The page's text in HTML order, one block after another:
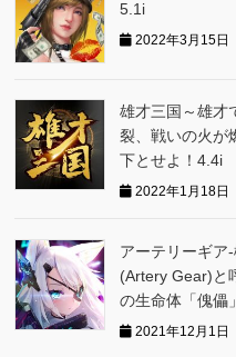
5.1i
2022年3月15日
雄才三国～雄才
裂、戦いの火が
下とせよ！4.4i
2022年1月18日
アーテリーギア
(Artery Gear)と
の生命体「傀儡
2021年12月1日